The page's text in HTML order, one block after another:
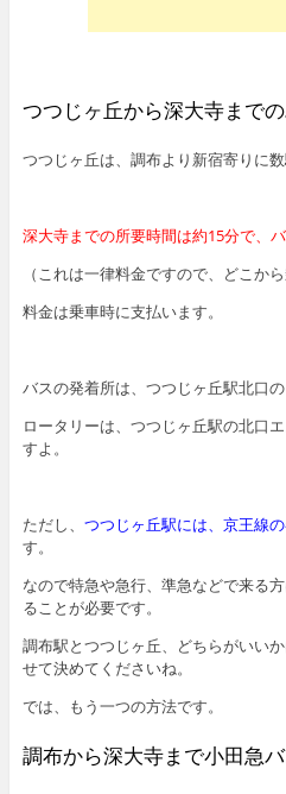
つつじヶ丘から深大寺まで
つつじヶ丘は、調布より新宿寄りに数
深大寺までの所要時間は約15分で、
（これは一律料金ですので、どこか
料金は乗車時に支払います。
バスの発着所は、つつじヶ丘駅北口の
ロータリーは、つつじヶ丘駅の北口
すよ。
ただし、 つつじヶ丘駅には、京王線
す。
なので特急や急行、準急などで来る
ることが必要です。
調布駅とつつじヶ丘、どちらがいい
せて決めてくださいね。
では、もう一つの方法です。
調布から深大寺まで小田急